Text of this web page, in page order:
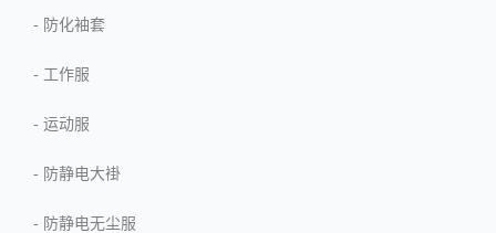
- 防化袖套
- 工作服
- 运动服
- 防静电大褂
- 防静电无尘服